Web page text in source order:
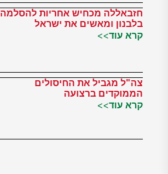
חזבאללה מכחיש אחריות להסלמה
בלבנון ומאשים את ישראל
קרא עוד>>
צה"ל מגביל את החיסולים
הממוקדים ברצועה
קרא עוד>>